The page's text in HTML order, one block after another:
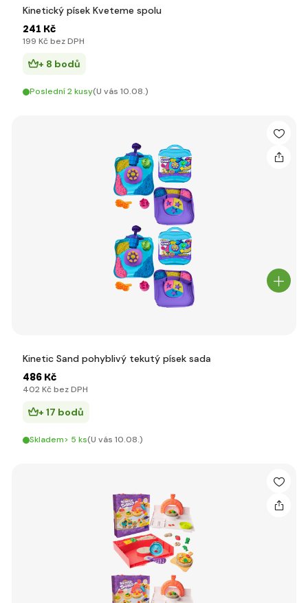
Kinetický písek Kveteme spolu
241 Kč
199 Kč bez DPH
+ 8 bodů
Poslední 2 kusy(U vás 10.08.)
Kinetic Sand pohyblivý tekutý písek sada
486 Kč
402 Kč bez DPH
+ 17 bodů
Skladem> 5 ks(U vás 10.08.)